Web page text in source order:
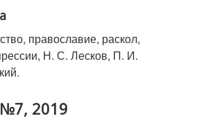
православие, раскол,
Н. С. Лесков, П. И.
2019